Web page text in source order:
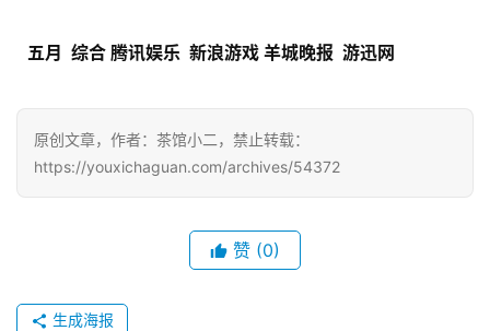
五月  综合 腾讯娱乐  新浪游戏 羊城晚报  游迅网
原创文章，作者：茶馆小二，禁止转载：
https://youxichaguan.com/archives/54372
赞 (0)
生成海报